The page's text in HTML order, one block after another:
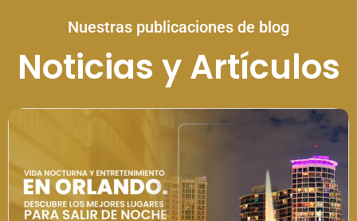
Nuestras publicaciones de blog
Noticias y Artículos